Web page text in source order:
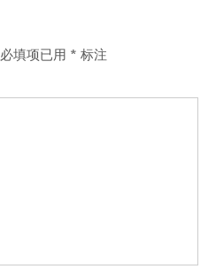
必填项已用 * 标注